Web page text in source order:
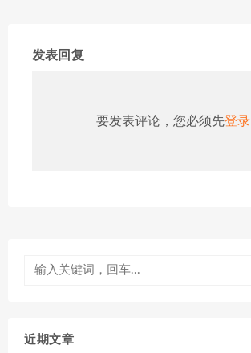
发表回复
要发表评论，您必须先登录
近期文章